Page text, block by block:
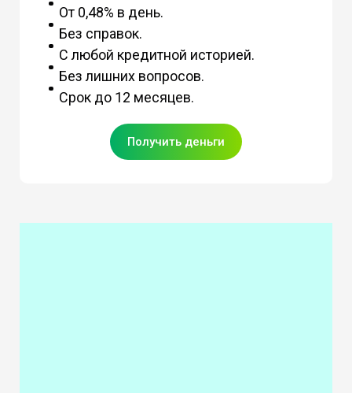
От 0,48% в день.
Без справок.
С любой кредитной историей.
Без лишних вопросов.
Срок до 12 месяцев.
Получить деньги